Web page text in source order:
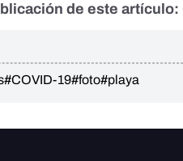
de este artículo:
#COVID-19#foto#playa